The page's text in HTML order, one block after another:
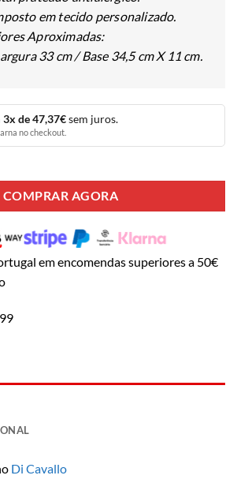
em tecido personalizado.
Aproximadas:
33 cm / Base 34,5 cm X 11 cm.
3x de 47,37€sem juros.
no checkout.
COMPRAR AGORA
em encomendas superiores a 50€
Di Cavallo